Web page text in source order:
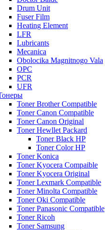
Drum Unit
Fuser Film
Heating Element
LFR
Lubricants
Mecanica
Obolocika Magnitnogo Vala
OPC
PCR
UFR
Toner Brother Compatible
Toner Canon Compatible
Toner Canon Original
Toner Hewllet Packard
Toner Black HP
Toner Color HP
Toner Konica
Toner Kyocera Compaible
Toner Kyocera Original
Toner Lexmark Compatible
Toner Minolta Compatible
Toner Oki Compatible
Toner Panasonic Compatible
Toner Ricoh
Toner Samsung